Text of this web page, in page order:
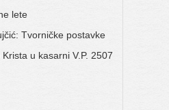
lete
Tvorničke postavke
u kasarni V.P. 2507